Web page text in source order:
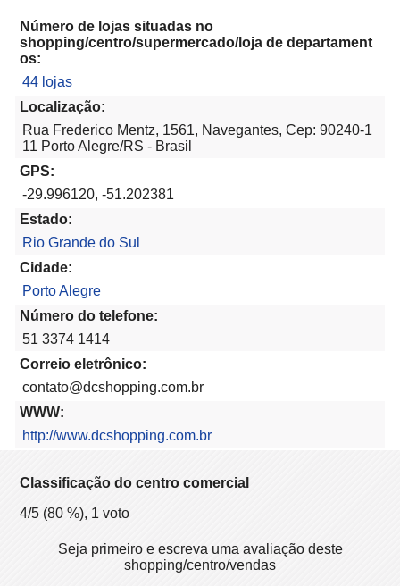
Número de lojas situadas no
shopping/centro/supermercado/loja de departament
os:
44 lojas
Localização:
Rua Frederico Mentz, 1561, Navegantes, Cep: 90240-1
11 Porto Alegre/RS - Brasil
GPS:
-29.996120, -51.202381
Estado:
Rio Grande do Sul
Cidade:
Porto Alegre
Número do telefone:
51 3374 1414
Correio eletrônico:
contato@dcshopping.com.br
WWW:
http://www.dcshopping.com.br
Classificação do centro comercial
4/5 (80 %), 1 voto
Seja primeiro e escreva uma avaliação deste
shopping/centro/vendas